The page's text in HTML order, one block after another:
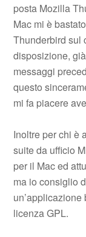
posta Mozilla
Mac mi è
Thunderbird sul
disposizione,
messaggi
questo
mi fa piacere
Inoltre per chi è
suite da ufficio
per il Mac ed
ma io consiglio
licenza GPL.